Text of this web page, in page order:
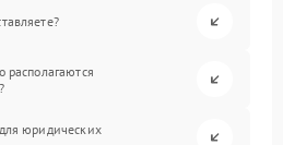
располагаются
юридических